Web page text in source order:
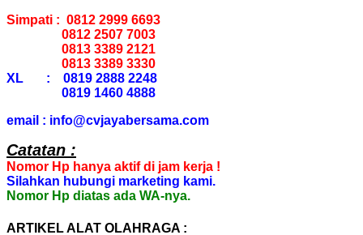
Simpati : 0812 2999 6693
0812 2507 7003
0813 3389 2121
0813 3389 3330
XL : 0819 2888 2248
0819 1460 4888
email : info@cvjayabersama.com
Catatan :
Nomor Hp hanya aktif di jam kerja !
Silahkan hubungi marketing kami.
Nomor Hp diatas ada WA-nya.
ARTIKEL ALAT OLAHRAGA :